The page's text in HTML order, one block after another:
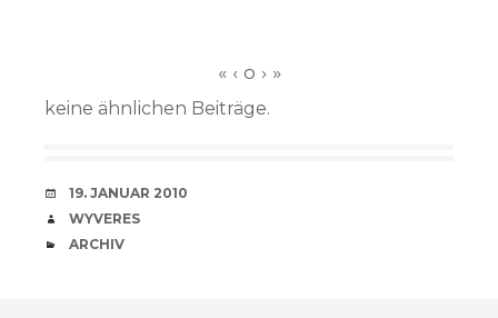
keine ähnlichen Beiträge.
VERABREDUNG
19. JANUAR 2010
VERFASSER
WYVERES
CATEGORIES
ARCHIV